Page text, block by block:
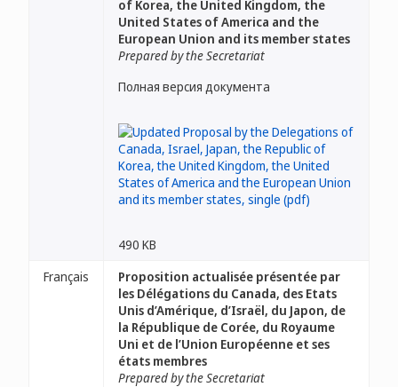
of Korea, the United Kingdom, the
United States of America and the
European Union and its member states
Prepared by the Secretariat
Полная версия документа
490 KB
Français
Proposition actualisée présentée par
les Délégations du Canada, des Etats
Unis d’Amérique, d’Israël, du Japon, de
la République de Corée, du Royaume
Uni et de l’Union Européenne et ses
états membres
Prepared by the Secretariat